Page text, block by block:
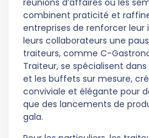
combinent praticité et
entreprises de renforcer
leurs collaborateurs une
traiteurs, comme C-
Traiteur, se spécialisent
et les buffets sur mesure,
conviviale et élégante pour
que des lancements de
gala.